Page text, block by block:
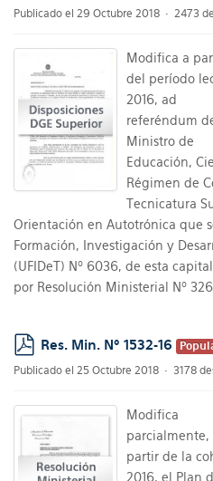
pdf
Publicado el 29 Octubre 2018
2473
Modifica a
del período
2016, ad
referéndum
Ministro de
Educación,
Régimen de
Tecnicatura
Orientación en Autotrónica que
Formación, Investigación y
(UFIDeT) Nº 6036, de esta
por Resolución Ministerial Nº
pdf
Res. Min. Nº 1532-16
Publicado el 25 Octubre 2018
3178
Modifica
parcialmente,
partir de la
2016, el Plan